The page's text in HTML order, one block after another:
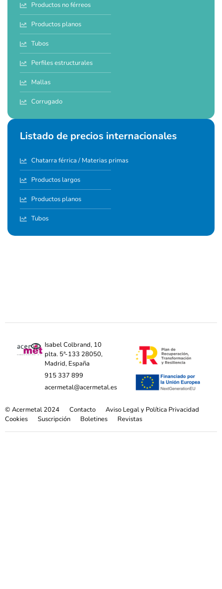
Productos no férreos
Productos planos
Tubos
Perfiles estructurales
Mallas
Corrugado
Listado de precios internacionales
Chatarra férrica / Materias primas
Productos largos
Productos planos
Tubos
Isabel Colbrand, 10
plta. 5ª-133 28050,
Madrid, España
915 337 899
acermetal@acermetal.es
© Acermetal 2024 Contacto
Aviso Legal y Política Privacidad
Cookies
Suscripción Boletines Revistas